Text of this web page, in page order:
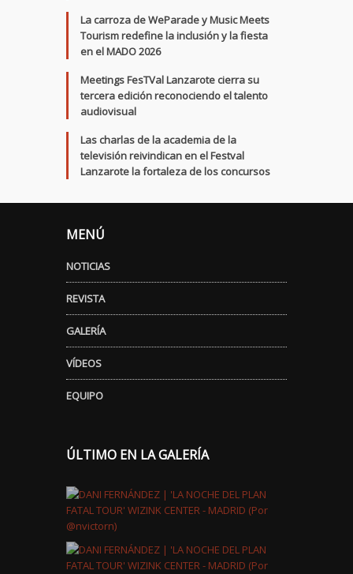
La carroza de WeParade y Music Meets
Tourism redefine la inclusión y la fiesta
en el MADO 2026
Meetings FesTVal Lanzarote cierra su
tercera edición reconociendo el talento
audiovisual
Las charlas de la academia de la
televisión reivindican en el Festval
Lanzarote la fortaleza de los concursos
MENÚ
NOTICIAS
REVISTA
GALERÍA
VÍDEOS
EQUIPO
ÚLTIMO EN LA GALERÍA